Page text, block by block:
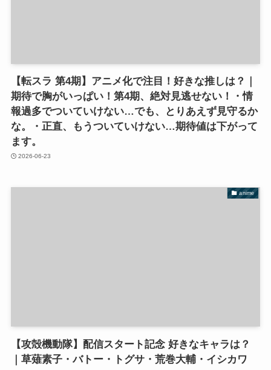
【転スラ 第4期】アニメ化で注目！好きな推しは？｜
期待で胸がいっぱい！第4期、絶対見逃せない！・情
報過多でついていけない…でも、とりあえず見守るか
な。・正直、もうついていけない…期待値は下がって
ます。
2026-06-23
anime
【攻殻機動隊】配信スタート記念 好きなキャラは？
｜草薙素子・バトー・トグサ・荒巻大輔・イシカワ